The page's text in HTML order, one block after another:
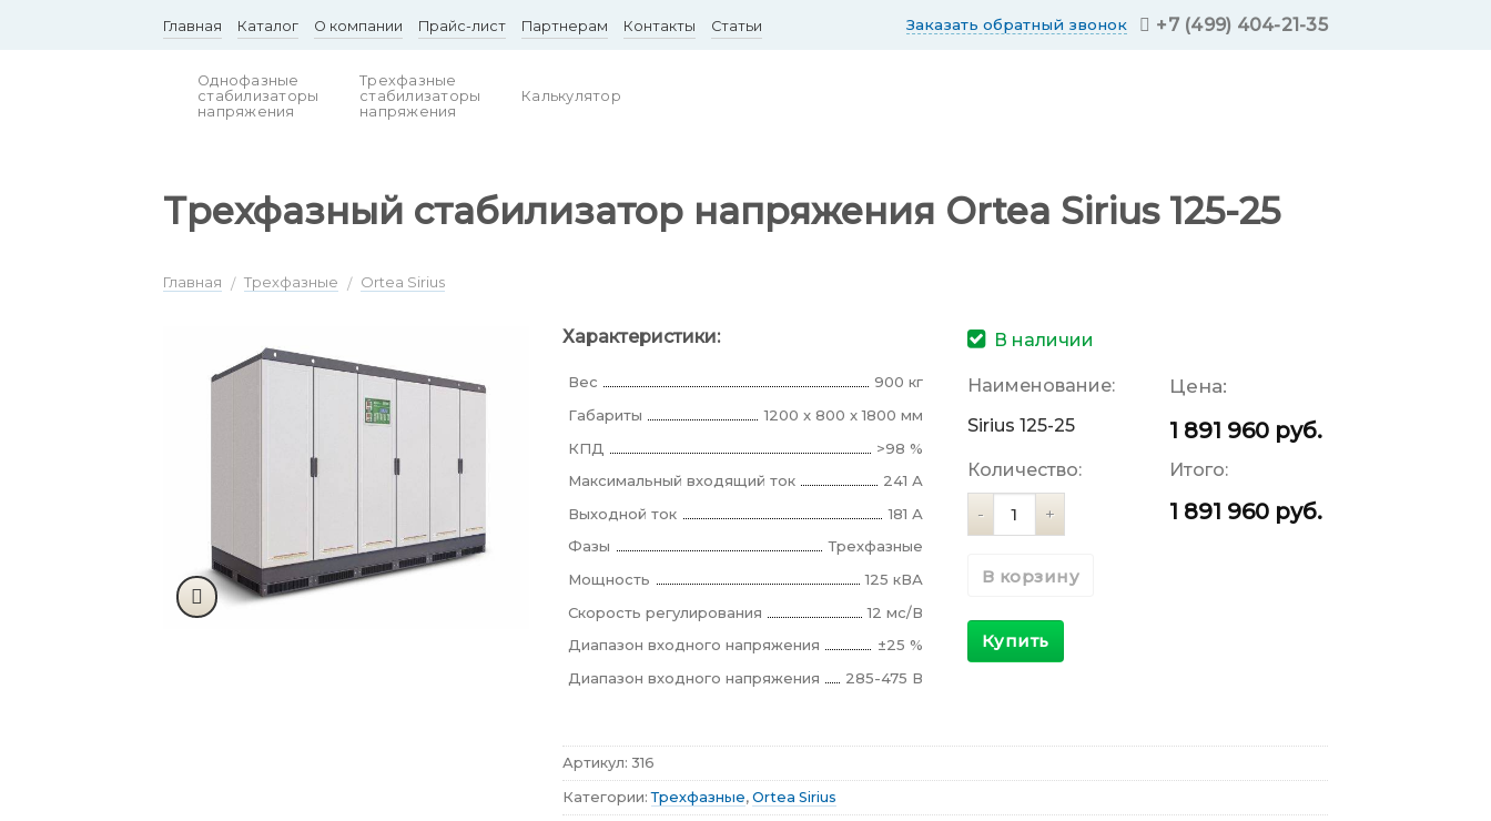
Главная Каталог О компании Прайс-лист Партнерам Контакты Статьи Заказать обратный звонок +7 (499) 404-21-35
Однофазные
стабилизаторы
напряжения
Трехфазные
стабилизаторы
напряжения
Калькулятор
Трехфазный стабилизатор напряжения Ortea Sirius 125-25
Главная / Трехфазные / Ortea Sirius
Характеристики:
Вес
900 кг
Габариты
1200 x 800 x 1800 мм
КПД
>98 %
Максимальный входящий ток
241 А
Выходной ток
181 А
Фазы
Трехфазные
Мощность
125 кВА
Скорость регулирования
12 мс/В
Диапазон входного напряжения
±25 %
Диапазон входного напряжения
285-475 В
В наличии
Наименование:
Sirius 125-25
Цена:
1 891 960 руб.
Количество:
Количество
Итого:
1 891 960 руб.
В корзину
Купить
Артикул: 316
Категории:Трехфазные, Ortea Sirius